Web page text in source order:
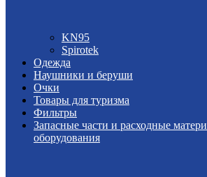
KN95
Spirotek
Одежда
Наушники и беруши
Очки
Товары для туризма
Фильтры
Запасные части и расходные
оборудования